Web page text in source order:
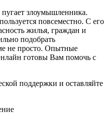
злоумышленника.
повсеместно. С его
жилья, граждан и
подобрать
не просто. Опытные
готовы Вам помочь с
поддержки и оставляйте